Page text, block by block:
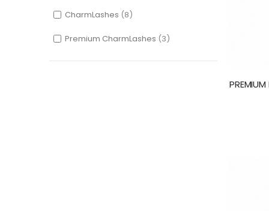
CharmLashes 8
Premium CharmLashes 3